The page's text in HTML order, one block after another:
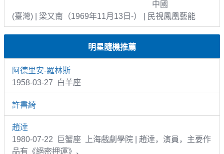
中國
(臺灣) | 梁又南（1969年11月13日-） | 民視鳳凰藝能
明星隨機推薦
阿德里安-羅林斯
1958-03-27 白羊座
許書綺
趙達
1980-07-22 巨蟹座 上海戲劇學院 | 趙達，演員，主要作
品有《絕密押運》、